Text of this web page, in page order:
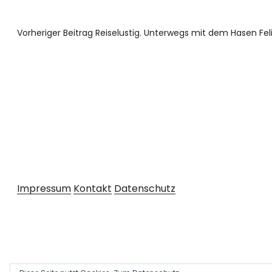
Vorheriger Beitrag Reiselustig. Unterwegs mit dem Hasen
Impressum Kontakt Datenschutz